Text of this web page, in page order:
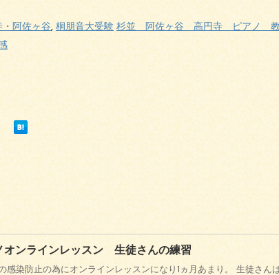
・阿佐ヶ谷, 桐朋音大受験 杉並 阿佐ヶ谷 高円寺 ピアノ
オンラインレッスン 生徒さんの練習
感染防止の為にオンラインレッスンになり1ヵ月あまり。 生徒さん